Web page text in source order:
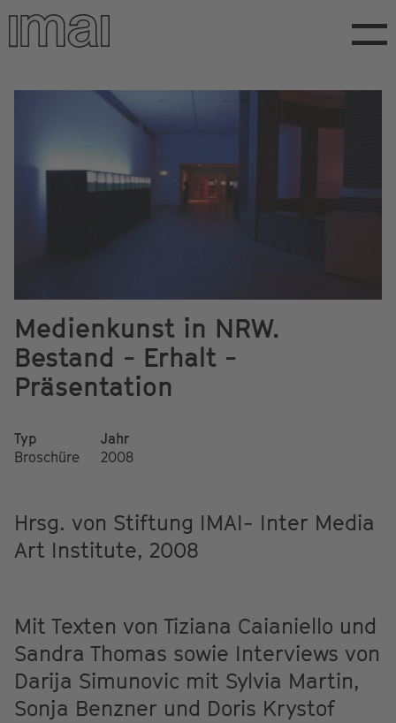
Direkt
zum
Inhalt
Medienkunst in NRW.
Bestand - Erhalt -
Präsentation
Typ
Broschüre
Jahr
2008
Hrsg. von Stiftung IMAI- Inter Media
Art Institute, 2008
Mit Texten von Tiziana Caianiello und
Sandra Thomas sowie Interviews von
Darija Simunovic mit Sylvia Martin,
Sonja Benzner und Doris Krystof